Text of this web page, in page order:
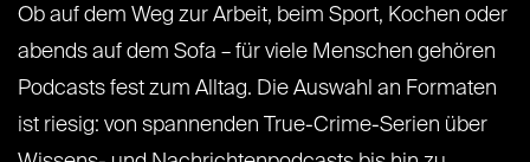
Ob auf dem Weg zur Arbeit, beim Sport, Kochen oder
abends auf dem Sofa – für viele Menschen gehören
Podcasts fest zum Alltag. Die Auswahl an Formaten
ist riesig: von spannenden True-Crime-Serien über